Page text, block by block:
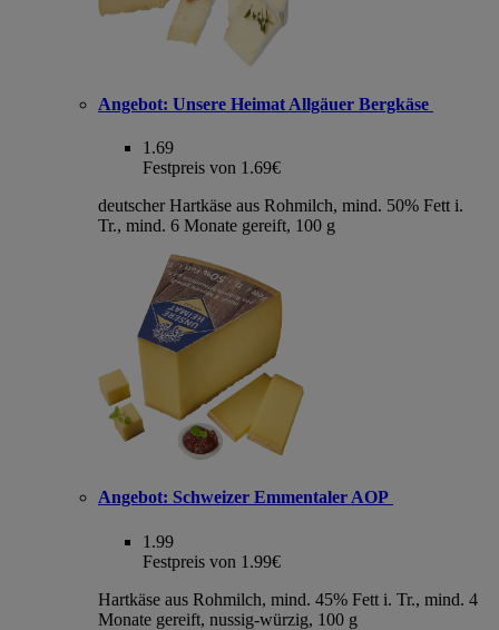
Angebot: Unsere Heimat Allgäuer Bergkäse
1.69
Festpreis von 1.69€
deutscher Hartkäse aus Rohmilch, mind. 50% Fett i.
Tr., mind. 6 Monate gereift, 100 g
Angebot: Schweizer Emmentaler AOP
1.99
Festpreis von 1.99€
Hartkäse aus Rohmilch, mind. 45% Fett i. Tr., mind. 4
Monate gereift, nussig-würzig, 100 g